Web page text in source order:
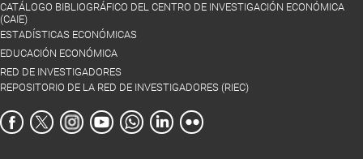
CATÁLOGO BIBLIOGRÁFICO DEL CENTRO DE INVESTIGACIÓN ECONÓMICA
(CAIE)
ESTADÍSTICAS ECONÓMICAS
EDUCACIÓN ECONÓMICA
RED DE INVESTIGADORES
REPOSITORIO DE LA RED DE INVESTIGADORES (RIEC)